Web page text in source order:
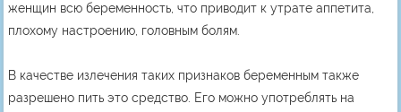
женщин всю беременность, что приводит к утрате аппетита,
плохому настроению, головным болям.
В качестве излечения таких признаков беременным также
разрешено пить это средство. Его можно употреблять на